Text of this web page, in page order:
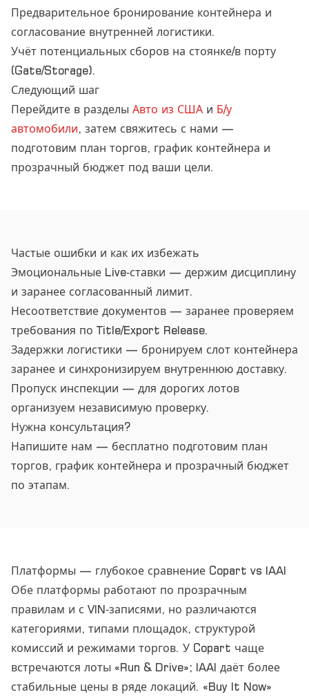
Предварительное бронирование контейнера и
согласование внутренней логистики.
Учёт потенциальных сборов на стоянке/в порту
(Gate/Storage).
Следующий шаг
Перейдите в разделы Авто из США и Б/у
автомобили, затем свяжитесь с нами —
подготовим план торгов, график контейнера и
прозрачный бюджет под ваши цели.
Частые ошибки и как их избежать
Эмоциональные Live‑ставки — держим дисциплину
и заранее согласованный лимит.
Несоответствие документов — заранее проверяем
требования по Title/Export Release.
Задержки логистики — бронируем слот контейнера
заранее и синхронизируем внутреннюю доставку.
Пропуск инспекции — для дорогих лотов
организуем независимую проверку.
Нужна консультация?
Напишите нам — бесплатно подготовим план
торгов, график контейнера и прозрачный бюджет
по этапам.
Платформы — глубокое сравнение Copart vs IAAI
Обе платформы работают по прозрачным
правилам и с VIN‑записями, но различаются
категориями, типами площадок, структурой
комиссий и режимами торгов. У Copart чаще
встречаются лоты «Run & Drive»; IAAI даёт более
стабильные цены в ряде локаций. «Buy It Now»